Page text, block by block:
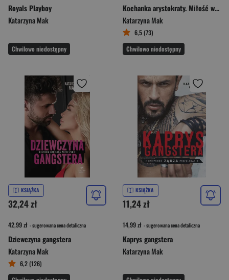
Royals Playboy
Katarzyna Mak
Chwilowo niedostępny
Kochanka arystokraty. Miłość w Dubaju
Katarzyna Mak
6,5 (73)
Chwilowo niedostępny
KSIĄŻKA
32,24 zł
42,99 zł - sugerowana cena detaliczna
Dziewczyna gangstera
Katarzyna Mak
6,2 (126)
KSIĄŻKA
11,24 zł
14,99 zł - sugerowana cena detaliczna
Kaprys gangstera
Katarzyna Mak